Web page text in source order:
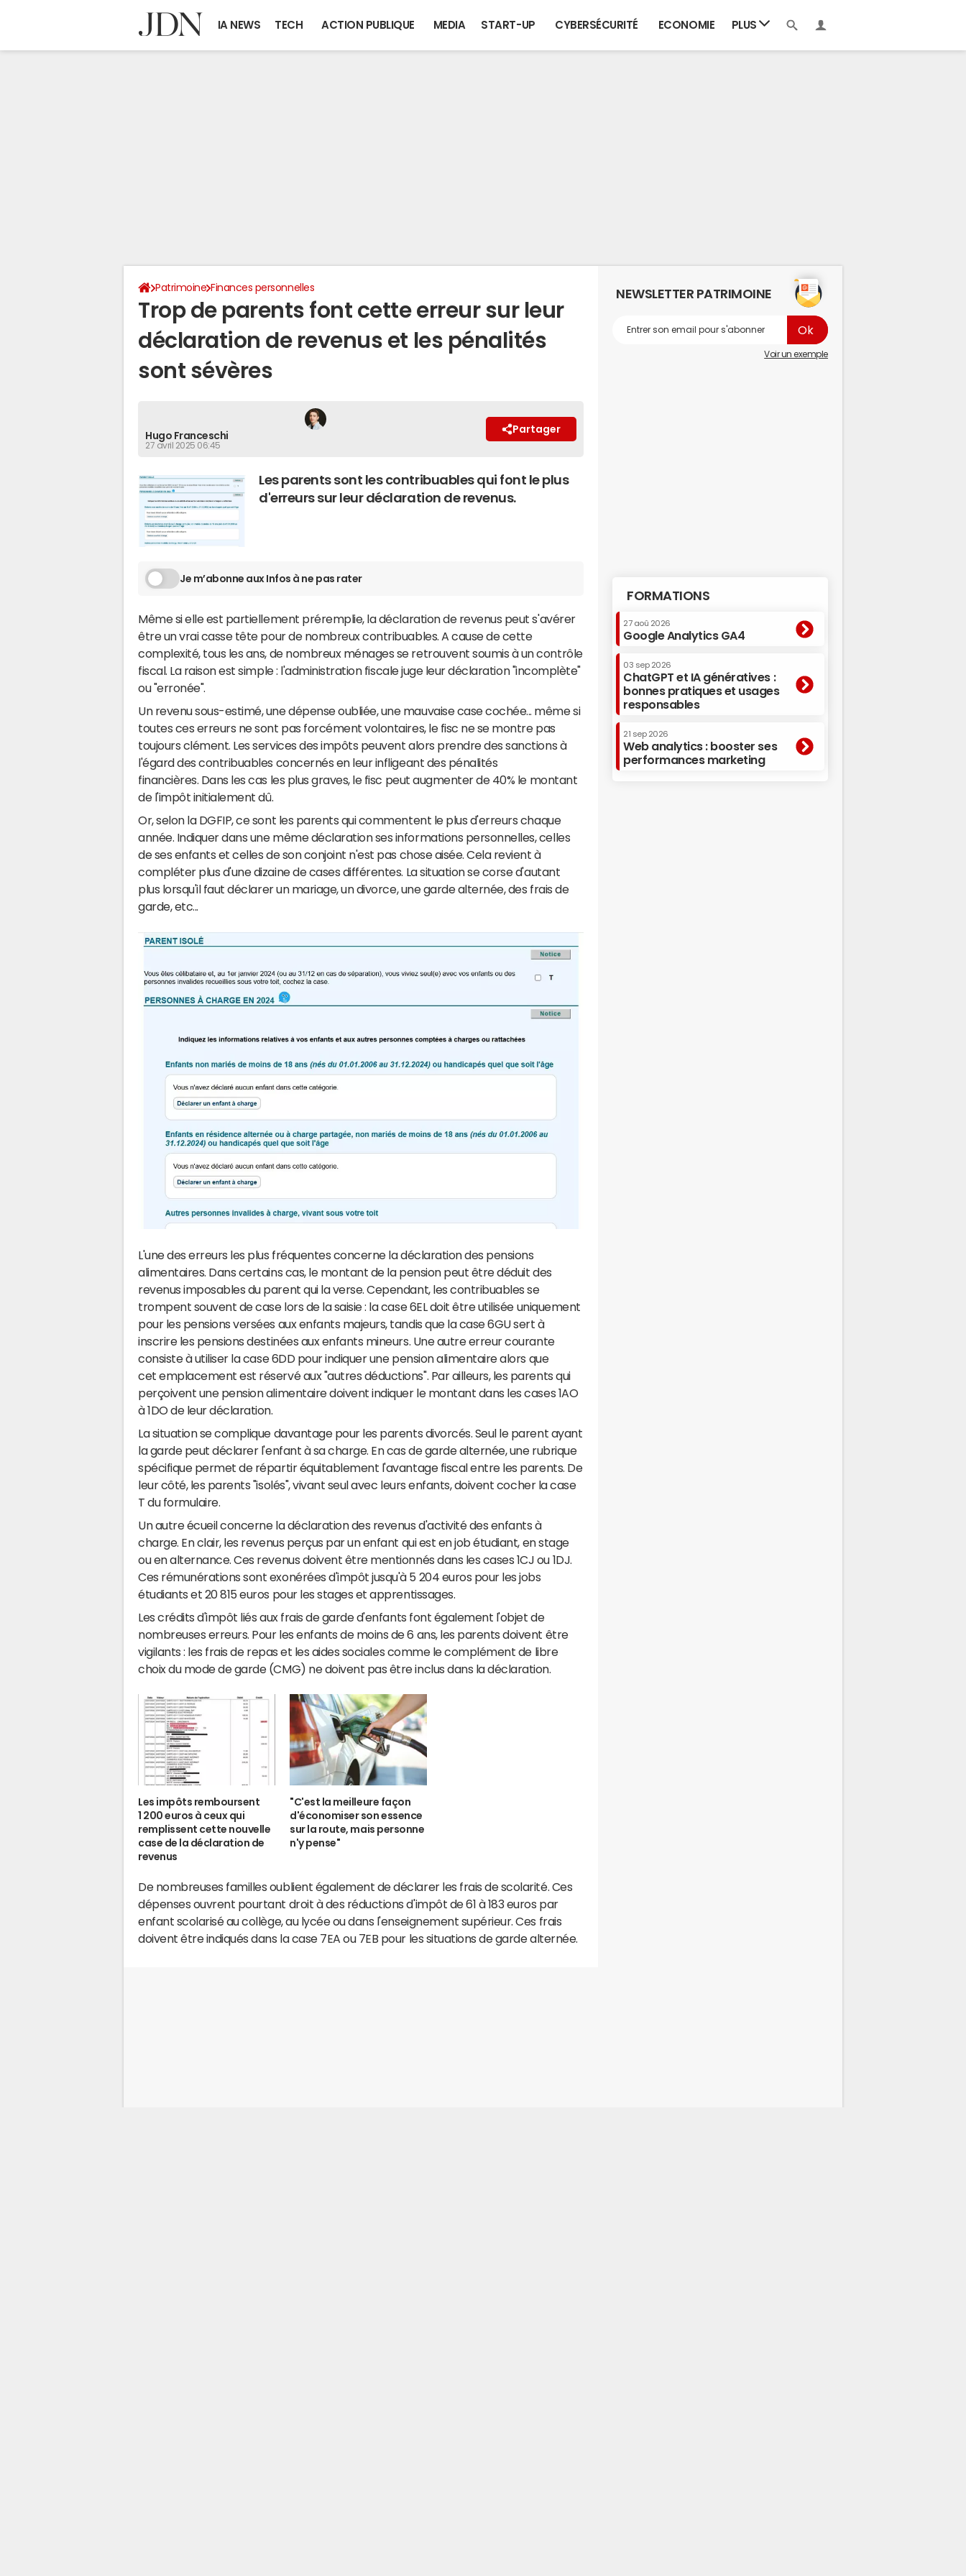
IA NEWS TECH ACTION PUBLIQUE MEDIA START-UP CYBERSÉCURITÉ ECONOMIE PLUS
Patrimoine Finances personnelles
Trop de parents font cette erreur sur leur
déclaration de revenus et les pénalités
sont sévères
Hugo Franceschi
27 avril 2025 06:45
Partager
Les parents sont les contribuables qui font le plus
d'erreurs sur leur déclaration de revenus.
Je m’abonne aux Infos à ne pas rater
Même si elle est partiellement préremplie, la déclaration de revenus peut s'avérer
être un vrai casse tête pour de nombreux contribuables. A cause de cette
complexité, tous les ans, de nombreux ménages se retrouvent soumis à un contrôle
fiscal. La raison est simple : l'administration fiscale juge leur déclaration "incomplète"
ou "erronée".
Un revenu sous-estimé, une dépense oubliée, une mauvaise case cochée... même si
toutes ces erreurs ne sont pas forcément volontaires, le fisc ne se montre pas
toujours clément. Les services des impôts peuvent alors prendre des sanctions à
l'égard des contribuables concernés en leur infligeant des pénalités
financières. Dans les cas les plus graves, le fisc peut augmenter de 40% le montant
de l'impôt initialement dû.
Or, selon la DGFIP, ce sont les parents qui commentent le plus d'erreurs chaque
année. Indiquer dans une même déclaration ses informations personnelles, celles
de ses enfants et celles de son conjoint n'est pas chose aisée. Cela revient à
compléter plus d'une dizaine de cases différentes. La situation se corse d'autant
plus lorsqu'il faut déclarer un mariage, un divorce, une garde alternée, des frais de
garde, etc...
L'une des erreurs les plus fréquentes concerne la déclaration des pensions
alimentaires. Dans certains cas, le montant de la pension peut être déduit des
revenus imposables du parent qui la verse. Cependant, les contribuables se
trompent souvent de case lors de la saisie : la case 6EL doit être utilisée uniquement
pour les pensions versées aux enfants majeurs, tandis que la case 6GU sert à
inscrire les pensions destinées aux enfants mineurs. Une autre erreur courante
consiste à utiliser la case 6DD pour indiquer une pension alimentaire alors que
cet emplacement est réservé aux "autres déductions". Par ailleurs, les parents qui
perçoivent une pension alimentaire doivent indiquer le montant dans les cases 1AO
à 1DO de leur déclaration.
La situation se complique davantage pour les parents divorcés. Seul le parent ayant
la garde peut déclarer l'enfant à sa charge. En cas de garde alternée, une rubrique
spécifique permet de répartir équitablement l'avantage fiscal entre les parents. De
leur côté, les parents "isolés", vivant seul avec leurs enfants, doivent cocher la case
T du formulaire.
Un autre écueil concerne la déclaration des revenus d'activité des enfants à
charge. En clair, les revenus perçus par un enfant qui est en job étudiant, en stage
ou en alternance. Ces revenus doivent être mentionnés dans les cases 1CJ ou 1DJ.
Ces rémunérations sont exonérées d'impôt jusqu'à 5 204 euros pour les jobs
étudiants et 20 815 euros pour les stages et apprentissages.
Les crédits d'impôt liés aux frais de garde d'enfants font également l'objet de
nombreuses erreurs. Pour les enfants de moins de 6 ans, les parents doivent être
vigilants : les frais de repas et les aides sociales comme le complément de libre
choix du mode de garde (CMG) ne doivent pas être inclus dans la déclaration.
Les impôts remboursent
1 200 euros à ceux qui
remplissent cette nouvelle
case de la déclaration de
revenus
"C'est la meilleure façon
d'économiser son essence
sur la route, mais personne
n'y pense"
De nombreuses familles oublient également de déclarer les frais de scolarité. Ces
dépenses ouvrent pourtant droit à des réductions d'impôt de 61 à 183 euros par
enfant scolarisé au collège, au lycée ou dans l'enseignement supérieur. Ces frais
doivent être indiqués dans la case 7EA ou 7EB pour les situations de garde alternée.
NEWSLETTER PATRIMOINE
Voir un exemple
FORMATIONS
27 aoû 2026
Google Analytics GA4
03 sep 2026
ChatGPT et IA génératives :
bonnes pratiques et usages
responsables
21 sep 2026
Web analytics : booster ses
performances marketing